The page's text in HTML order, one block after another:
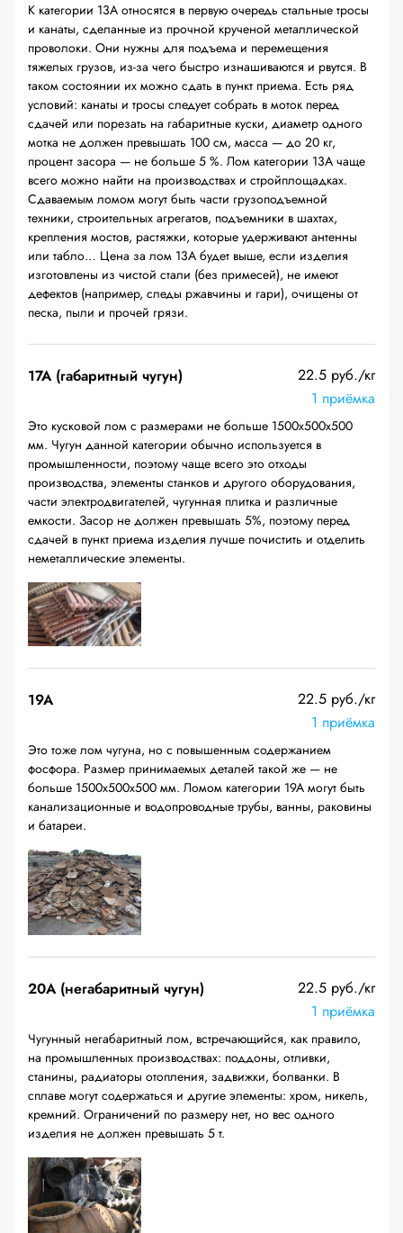
К категории 13А относятся в первую очередь стальные тросы
и канаты, сделанные из прочной крученой металлической
проволоки. Они нужны для подъема и перемещения
тяжелых грузов, из-за чего быстро изнашиваются и рвутся. В
таком состоянии их можно сдать в пункт приема. Есть ряд
условий: канаты и тросы следует собрать в моток перед
сдачей или порезать на габаритные куски, диаметр одного
мотка не должен превышать 100 см, масса — до 20 кг,
процент засора — не больше 5 %. Лом категории 13А чаще
всего можно найти на производствах и стройплощадках.
Сдаваемым ломом могут быть части грузоподъемной
техники, строительных агрегатов, подъемники в шахтах,
крепления мостов, растяжки, которые удерживают антенны
или табло… Цена за лом 13А будет выше, если изделия
изготовлены из чистой стали (без примесей), не имеют
дефектов (например, следы ржавчины и гари), очищены от
песка, пыли и прочей грязи.
17А (габаритный чугун)
22.5 руб./кг
1 приёмка
Это кусковой лом с размерами не больше 1500х500х500
мм. Чугун данной категории обычно используется в
промышленности, поэтому чаще всего это отходы
производства, элементы станков и другого оборудования,
части электродвигателей, чугунная плитка и различные
емкости. Засор не должен превышать 5%, поэтому перед
сдачей в пункт приема изделия лучше почистить и отделить
неметаллические элементы.
19A
22.5 руб./кг
1 приёмка
Это тоже лом чугуна, но с повышенным содержанием
фосфора. Размер принимаемых деталей такой же — не
больше 1500х500х500 мм. Ломом категории 19А могут быть
канализационные и водопроводные трубы, ванны, раковины
и батареи.
20A (негабаритный чугун)
22.5 руб./кг
1 приёмка
Чугунный негабаритный лом, встречающийся, как правило,
на промышленных производствах: поддоны, отливки,
станины, радиаторы отопления, задвижки, болванки. В
сплаве могут содержаться и другие элементы: хром, никель,
кремний. Ограничений по размеру нет, но вес одного
изделия не должен превышать 5 т.